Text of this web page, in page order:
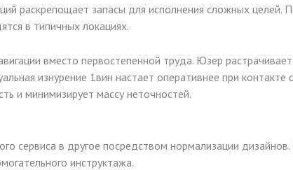
раскрепощает запасы для исполнения сложных целей.
в типичных локациях.
вместо первостепенной труда. Юзер
изнурение 1вин настает оперативнее при
и минимизирует массу неточностей.
сервиса в другое посредством нормализации
инструктажа.